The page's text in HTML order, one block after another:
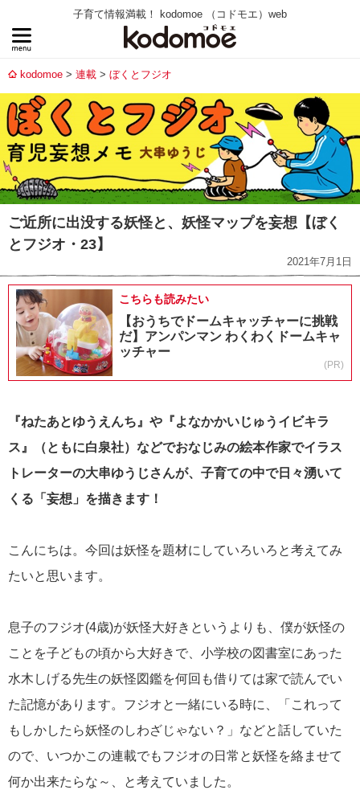
子育て情報満載！ kodomoe （コドモエ）web
kodomoe 連載 ぼくとフジオ
ご近所に出没する妖怪と、妖怪マップを妄想【ぼく
とフジオ・23】
2021年7月1日
こちらも読みたい
【おうちでドームキャッチャーに挑戦
だ】アンパンマン わくわくドームキャ
ッチャー
(PR)
『ねたあとゆうえんち』や『よなかかいじゅうイビキラ
ス』（ともに白泉社）などでおなじみの絵本作家でイラス
トレーターの大串ゆうじさんが、子育ての中で日々湧いて
くる「妄想」を描きます！
こんにちは。今回は妖怪を題材にしていろいろと考えてみ
たいと思います。
息子のフジオ(4歳)が妖怪大好きというよりも、僕が妖怪の
ことを子どもの頃から大好きで、小学校の図書室にあった
水木しげる先生の妖怪図鑑を何回も借りては家で読んでい
た記憶があります。フジオと一緒にいる時に、「これって
もしかしたら妖怪のしわざじゃない？」などと話していた
ので、いつかこの連載でもフジオの日常と妖怪を絡ませて
何か出来たらな～、と考えていました。